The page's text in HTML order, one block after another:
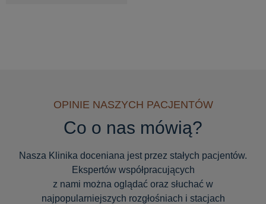
OPINIE NASZYCH PACJENTÓW
Co o nas mówią?
Nasza Klinika doceniana jest przez stałych pacjentów.
Ekspertów współpracujących
z nami można oglądać oraz słuchać w
najpopularniejszych rozgłośniach i stacjach